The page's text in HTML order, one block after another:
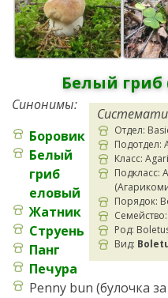
Белый гриб
Отдел:
Подотдел:
Класс:
Подкласс:
Порядок:
Род:
Вид:
Синонимы:
Боровик
Белый
гриб
еловый
Жатник
Струень
Панг
Печура
Penny bun (булочка